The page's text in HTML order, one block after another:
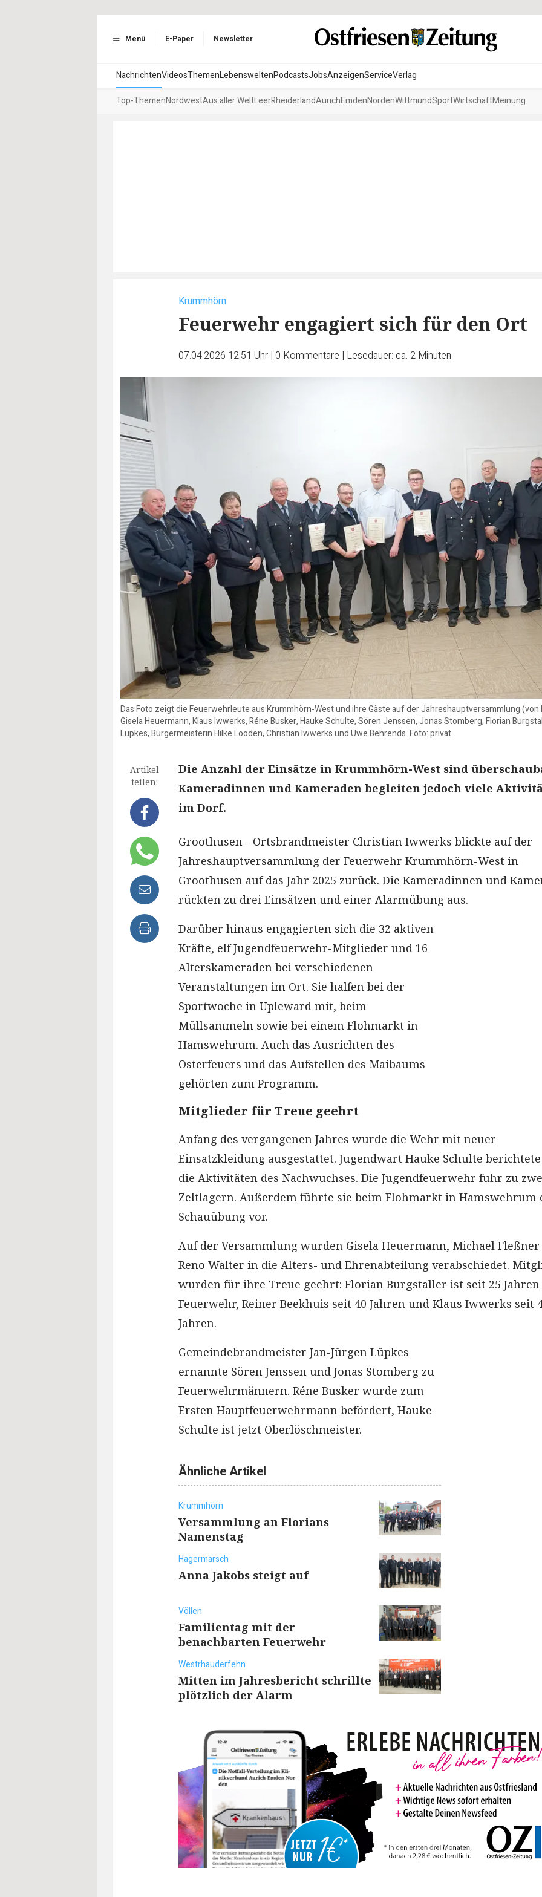
Menü E-Paper Newsletter
NachrichtenVideosThemenLebensweltenPodcastsJobsAnzeigenServiceVerlag
Top-ThemenNordwestAus aller WeltLeerRheiderlandAurichEmdenNordenWittmundSportWirtschaftMeinung
Krummhörn
Feuerwehr engagiert sich für den Ort
07.04.2026 12:51 Uhr | 0 Kommentare | Lesedauer: ca. 2 Minuten
Das Foto zeigt die Feuerwehrleute aus Krummhörn-West und ihre Gäste auf der Jahreshauptversammlung (von
Gisela Heuermann, Klaus Iwwerks, Réne Busker, Hauke Schulte, Sören Jenssen, Jonas Stomberg, Florian
Lüpkes, Bürgermeisterin Hilke Looden, Christian Iwwerks und Uwe Behrends. Foto: privat
Artikel
teilen:
Die Anzahl der Einsätze in Krummhörn-West sind
Kameradinnen und Kameraden begleiten jedoch viele
im Dorf.
Groothusen - Ortsbrandmeister Christian Iwwerks blickte auf der
Jahreshauptversammlung der Feuerwehr Krummhörn-West in
Groothusen auf das Jahr 2025 zurück. Die Kameradinnen und
rückten zu drei Einsätzen und einer Alarmübung aus.
Darüber hinaus engagierten sich die 32 aktiven
Kräfte, elf Jugendfeuerwehr-Mitglieder und 16
Alterskameraden bei verschiedenen
Veranstaltungen im Ort. Sie halfen bei der
Sportwoche in Upleward mit, beim
Müllsammeln sowie bei einem Flohmarkt in
Hamswehrum. Auch das Ausrichten des
Osterfeuers und das Aufstellen des Maibaums
gehörten zum Programm.
Mitglieder für Treue geehrt
Anfang des vergangenen Jahres wurde die Wehr mit neuer
Einsatzkleidung ausgestattet. Jugendwart Hauke Schulte
die Aktivitäten des Nachwuchses. Die Jugendfeuerwehr fuhr zu
Zeltlagern. Außerdem führte sie beim Flohmarkt in Hamswehrum
Schauübung vor.
Auf der Versammlung wurden Gisela Heuermann, Michael
Reno Walter in die Alters- und Ehrenabteilung verabschiedet.
wurden für ihre Treue geehrt: Florian Burgstaller ist seit 25
Feuerwehr, Reiner Beekhuis seit 40 Jahren und Klaus Iwwerks seit
Jahren.
Gemeindebrandmeister Jan-Jürgen Lüpkes
ernannte Sören Jenssen und Jonas Stomberg zu
Feuerwehrmännern. Réne Busker wurde zum
Ersten Hauptfeuerwehrmann befördert, Hauke
Schulte ist jetzt Oberlöschmeister.
Ähnliche Artikel
Krummhörn
Versammlung an Florians
Namenstag
Hagermarsch
Anna Jakobs steigt auf
Völlen
Familientag mit der
benachbarten Feuerwehr
Westrhauderfehn
Mitten im Jahresbericht schrillte
plötzlich der Alarm